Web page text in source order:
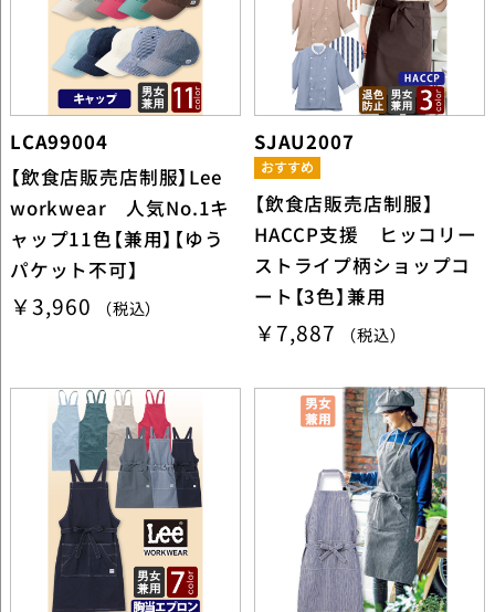
LCA99004
【飲食店販売店制服】Lee
workwear 人気No.1キ
ャップ11色【兼用】【ゆう
パケット不可】
￥3,960 （税込）
SJAU2007
【飲食店販売店制服】
HACCP支援 ヒッコリー
ストライプ柄ショップコ
ート【3色】兼用
￥7,887 （税込）